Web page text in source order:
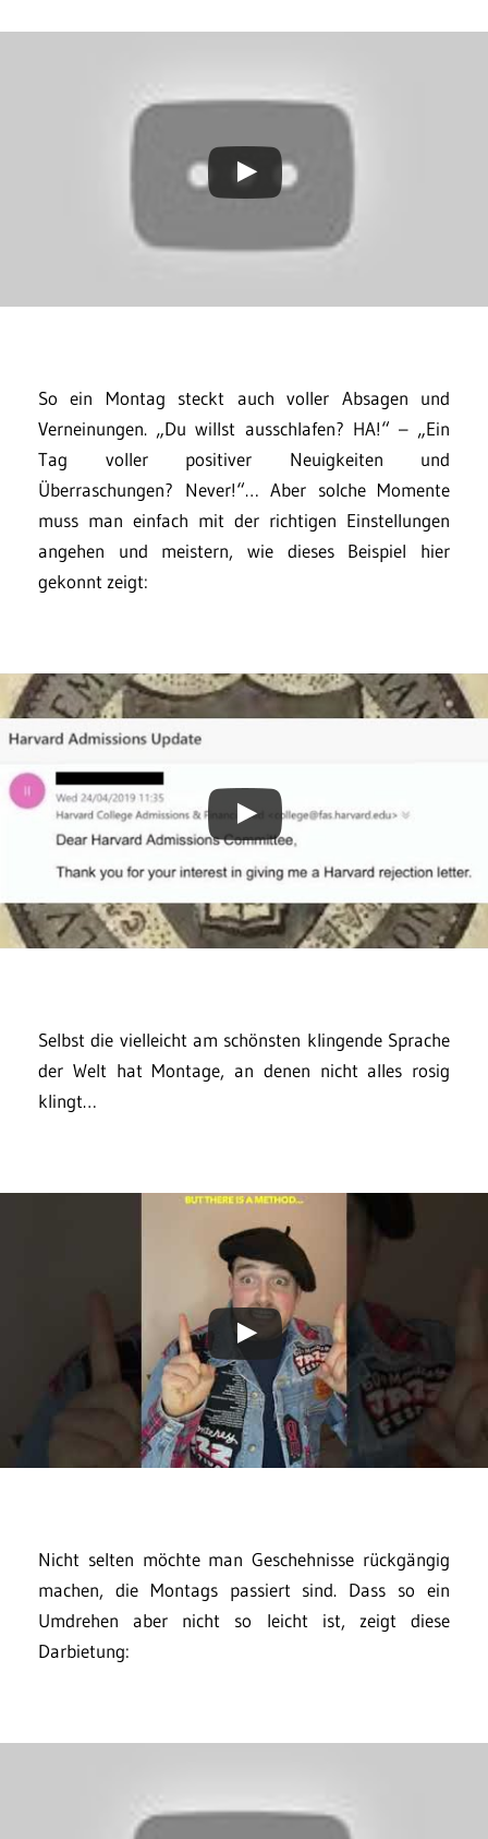
So ein Montag steckt auch voller Absagen und
Verneinungen. „Du willst ausschlafen? HA!“ – „Ein
Tag voller positiver Neuigkeiten und
Überraschungen? Never!“… Aber solche Momente
muss man einfach mit der richtigen Einstellungen
angehen und meistern, wie dieses Beispiel hier
gekonnt zeigt:
Selbst die vielleicht am schönsten klingende Sprache
der Welt hat Montage, an denen nicht alles rosig
klingt…
Nicht selten möchte man Geschehnisse rückgängig
machen, die Montags passiert sind. Dass so ein
Umdrehen aber nicht so leicht ist, zeigt diese
Darbietung: